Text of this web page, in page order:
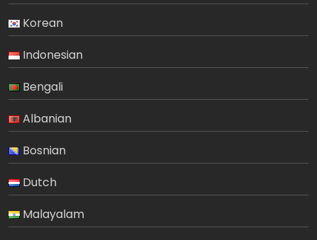
Korean
Indonesian
Bengali
Albanian
Bosnian
Dutch
Malayalam